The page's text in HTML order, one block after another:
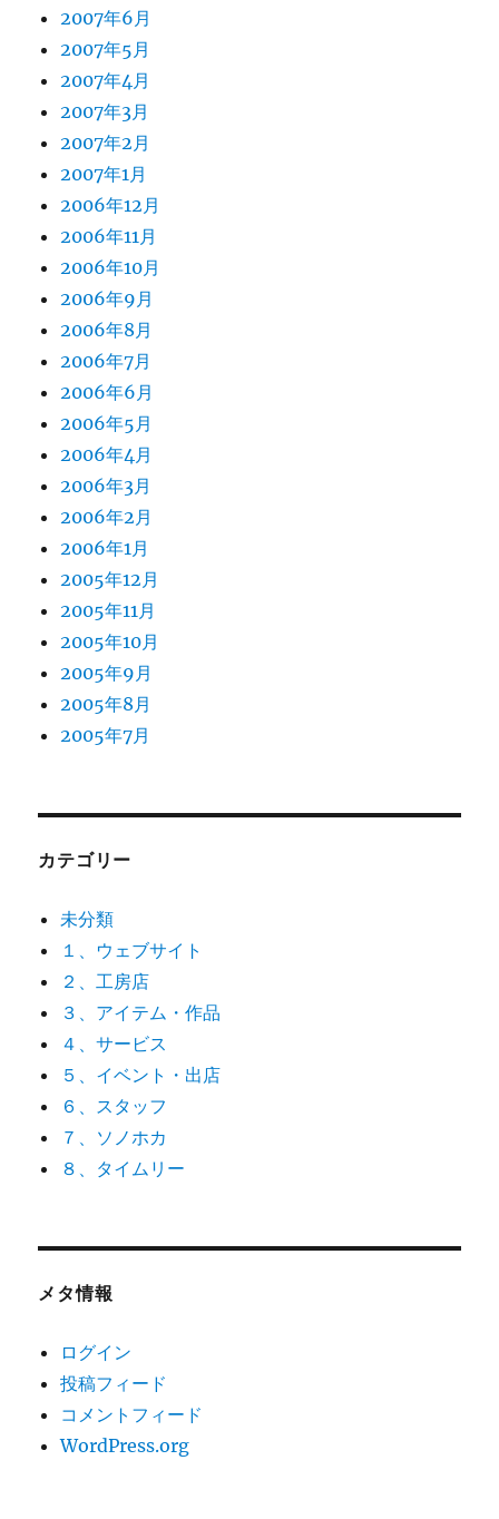
2007年6月
2007年5月
2007年4月
2007年3月
2007年2月
2007年1月
2006年12月
2006年11月
2006年10月
2006年9月
2006年8月
2006年7月
2006年6月
2006年5月
2006年4月
2006年3月
2006年2月
2006年1月
2005年12月
2005年11月
2005年10月
2005年9月
2005年8月
2005年7月
カテゴリー
未分類
１、ウェブサイト
２、工房店
３、アイテム・作品
４、サービス
５、イベント・出店
６、スタッフ
７、ソノホカ
８、タイムリー
メタ情報
ログイン
投稿フィード
コメントフィード
WordPress.org